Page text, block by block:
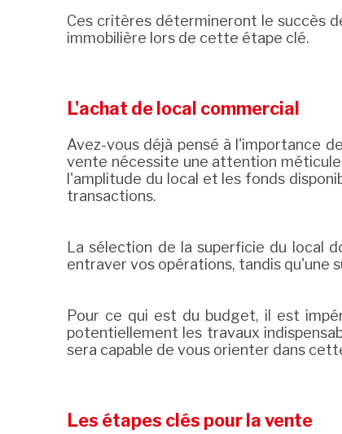
Ces critères détermineront le succès
immobilière lors de cette étape clé.
L'achat de local commercial
Avez-vous déjà pensé à l'importance
vente nécessite une attention
l'amplitude du local et les fonds
transactions.
La sélection de la superficie du local
entraver vos opérations, tandis qu'une
Pour ce qui est du budget, il est
potentiellement les travaux
sera capable de vous orienter dans
Les étapes clés pour la vente